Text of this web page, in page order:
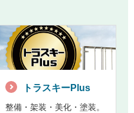
トラスキーPlus
整備・架装・美化・塗装。